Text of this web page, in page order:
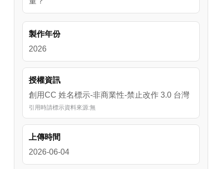
製作年份
2026
授權資訊
創用CC 姓名標示-非商業性-禁止改作 3.0 台灣
引用時請標示資料來源:無
上傳時間
2026-06-04